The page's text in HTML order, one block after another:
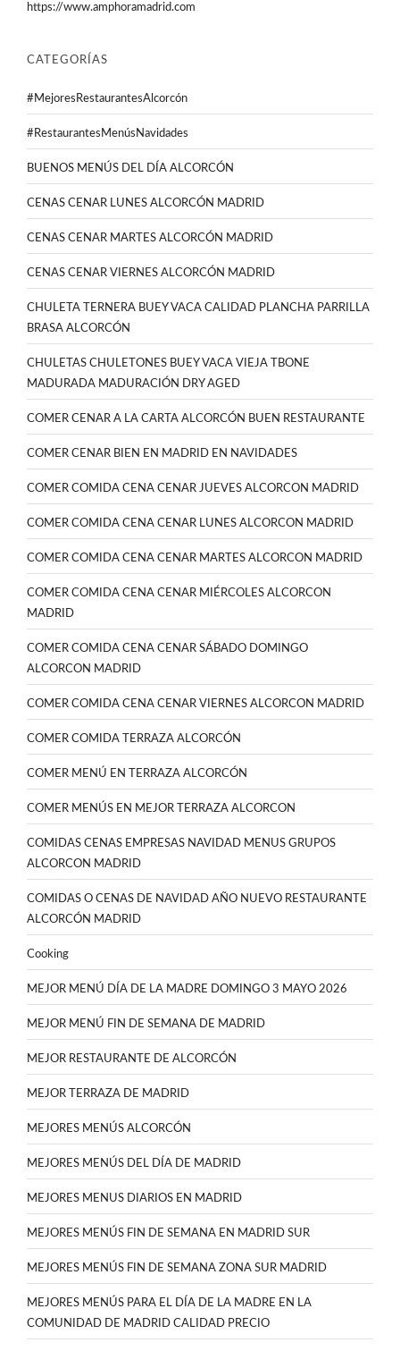
https://www.amphoramadrid.com
CATEGORÍAS
#MejoresRestaurantesAlcorcón
#RestaurantesMenúsNavidades
BUENOS MENÚS DEL DÍA ALCORCÓN
CENAS CENAR LUNES ALCORCÓN MADRID
CENAS CENAR MARTES ALCORCÓN MADRID
CENAS CENAR VIERNES ALCORCÓN MADRID
CHULETA TERNERA BUEY VACA CALIDAD PLANCHA PARRILLA
BRASA ALCORCÓN
CHULETAS CHULETONES BUEY VACA VIEJA TBONE
MADURADA MADURACIÓN DRY AGED
COMER CENAR A LA CARTA ALCORCÓN BUEN RESTAURANTE
COMER CENAR BIEN EN MADRID EN NAVIDADES
COMER COMIDA CENA CENAR JUEVES ALCORCON MADRID
COMER COMIDA CENA CENAR LUNES ALCORCON MADRID
COMER COMIDA CENA CENAR MARTES ALCORCON MADRID
COMER COMIDA CENA CENAR MIÉRCOLES ALCORCON
MADRID
COMER COMIDA CENA CENAR SÁBADO DOMINGO
ALCORCON MADRID
COMER COMIDA CENA CENAR VIERNES ALCORCON MADRID
COMER COMIDA TERRAZA ALCORCÓN
COMER MENÚ EN TERRAZA ALCORCÓN
COMER MENÚS EN MEJOR TERRAZA ALCORCON
COMIDAS CENAS EMPRESAS NAVIDAD MENUS GRUPOS
ALCORCON MADRID
COMIDAS O CENAS DE NAVIDAD AÑO NUEVO RESTAURANTE
ALCORCÓN MADRID
Cooking
MEJOR MENÚ DÍA DE LA MADRE DOMINGO 3 MAYO 2026
MEJOR MENÚ FIN DE SEMANA DE MADRID
MEJOR RESTAURANTE DE ALCORCÓN
MEJOR TERRAZA DE MADRID
MEJORES MENÚS ALCORCÓN
MEJORES MENÚS DEL DÍA DE MADRID
MEJORES MENUS DIARIOS EN MADRID
MEJORES MENÚS FIN DE SEMANA EN MADRID SUR
MEJORES MENÚS FIN DE SEMANA ZONA SUR MADRID
MEJORES MENÚS PARA EL DÍA DE LA MADRE EN LA
COMUNIDAD DE MADRID CALIDAD PRECIO